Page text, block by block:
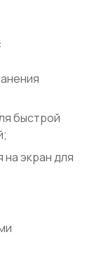
быстрой
экран для